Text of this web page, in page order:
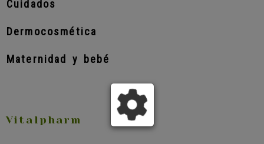
Cuidados
Dermocosmética
Maternidad y bebé
Vitalpharm